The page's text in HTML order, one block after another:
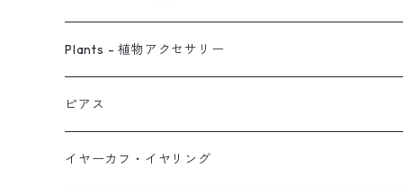
ピアス
ネックレス
イヤーカフ
Plants - 植物アクセサリー
ピアス
ネックレス
ピアス
スタッド・一粒
イヤーカフ・イヤリング